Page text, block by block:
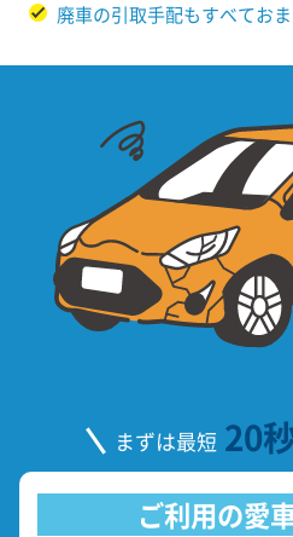
廃車の引取手配もすべておま
まずは最短 20
ご利用の愛